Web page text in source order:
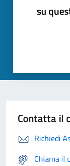
su
Contatta il
Richiedi
Chiama il